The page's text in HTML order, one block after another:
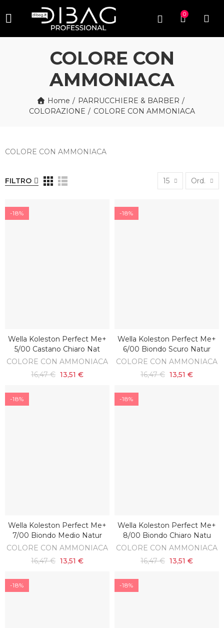
0
COLORE CON
AMMONIACA
Home
PARRUCCHIERE & BARBER
COLORAZIONE
COLORE CON AMMONIACA
COLORE CON AMMONIACA
FILTRO 15 Ord.
-18%
AGGIUNGI AL CARRELLO
Wella Koleston Perfect Me+
5/00 Castano Chiaro Nat
COLORE CON AMMONIACA
16,47 € 13,51 €
-18%
AGGIUNGI AL CARRELLO
Wella Koleston Perfect Me+
6/00 Biondo Scuro Natur
COLORE CON AMMONIACA
16,47 € 13,51 €
-18%
AGGIUNGI AL CARRELLO
Wella Koleston Perfect Me+
7/00 Biondo Medio Natur
COLORE CON AMMONIACA
16,47 € 13,51 €
-18%
AGGIUNGI AL CARRELLO
Wella Koleston Perfect Me+
8/00 Biondo Chiaro Natu
COLORE CON AMMONIACA
16,47 € 13,51 €
-18% -18%